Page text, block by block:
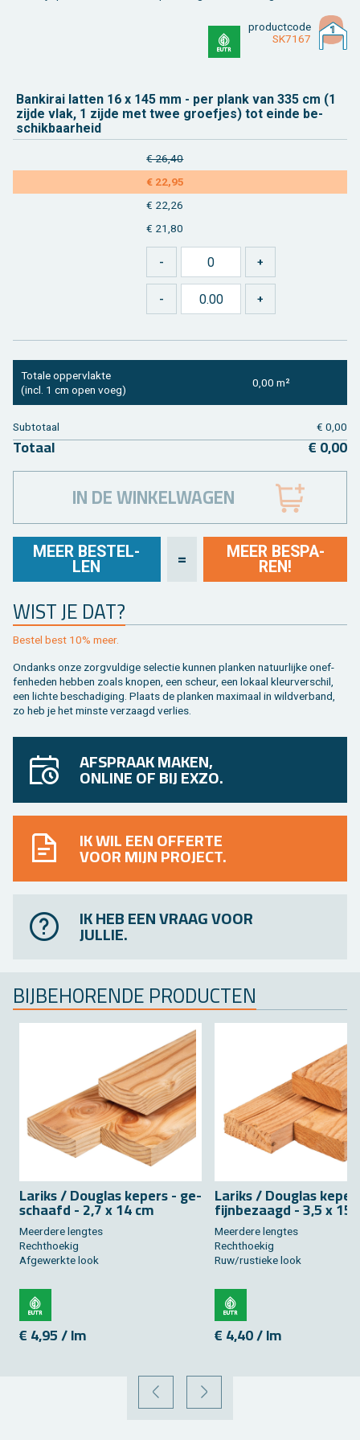
product­code
SK7167
Ban­ki­rai lat­ten 16 x 145 mm - per plank van 335 cm (1
zijde vlak, 1 zijde met twee groef­jes) tot einde be­
schik­baar­heid
€ 26,40
€ 22,95
€ 22,26
€ 21,80
MEER BE­STEL­
LEN
=
MEER BE­SPA­
REN!
WIST JE DAT?
Be­stel best 10% meer.
On­danks onze zorg­vul­di­ge se­lec­tie kun­nen plan­ken na­tuur­lij­ke on­ef­
fen­he­den heb­ben zoals kno­pen, een scheur, een lo­kaal kleur­ver­schil,
een lich­te be­scha­di­ging. Plaats de plan­ken maxi­maal in wild­ver­band,
zo heb je het min­ste ver­zaagd ver­lies.
To­ta­le op­per­vlak­te
(incl. 1 cm open voeg)
0,00 m²
Sub­to­taal € 0,00
To­taal € 0,00
IN DE WINKELWAGEN
AFSPRAAK MAKEN,
ONLINE OF BIJ EXZO.
IK WIL EEN OFFERTE
VOOR MIJN PROJECT.
IK HEB EEN VRAAG VOOR
JULLIE.
BIJ­BE­HO­REN­DE PRO­DUC­TEN
La­riks / Dou­g­las ke­pers - ge­
schaafd - 2,7 x 14 cm
Meer­de­re leng­tes
Recht­hoe­kig
Af­ge­werk­te look
€ 4,95 / lm
La­riks / Dou­g­las
fijn­be­zaagd - 3,5 x 15
Meer­de­re leng­tes
Recht­hoe­kig
Ruw/rus­tie­ke look
€ 4,40 / lm
VORIGE VOLGENDE